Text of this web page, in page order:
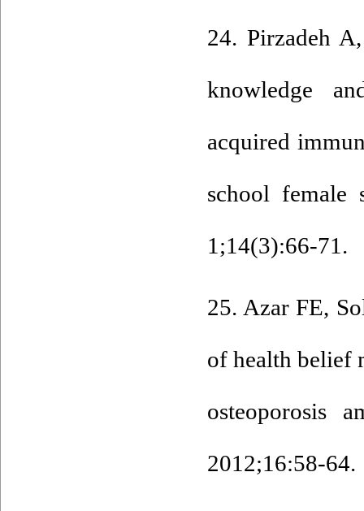
24. Pirzadeh
knowledge
acquired
school female
1;14(3):66-71.
25. Azar FE,
of health belief
osteoporosis
2012;16:58-64.